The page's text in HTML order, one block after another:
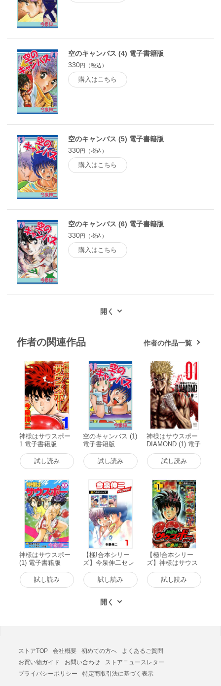
空のキャンバス (4) 電子書籍版
330円（税込）
購入はこちら
空のキャンバス (5) 電子書籍版
330円（税込）
購入はこちら
空のキャンバス (6) 電子書籍版
330円（税込）
購入はこちら
作者の関連作品 作者の作品一覧
神様はサウスポー
1 電子書籍版
試し読み
空のキャンバス (1)
電子書籍版
試し読み
神様はサウスポー
DIAMOND (1) 電子
書籍版
試し読み
神様はサウスポー
(1) 電子書籍版
試し読み
【極!合本シリー
ズ】今泉伸二セレ
クション1巻 電子
書籍版試し読み
【極!合本シリー
ズ】神様はサウス
ポー シリーズ1巻
電子書籍版
試し読み
ストアTOP 会社概要 初めての方へ
よくあるご質問
お買い物ガイド
お問い合わせ
ストアニュースレター
プライバシーポリシー
特定商取引法に基づく表示